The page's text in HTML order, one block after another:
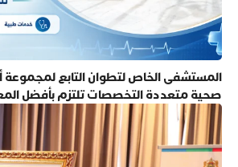
المستشفى الخاص لتطوان التابع
صحية متعددة التخصصات تلتزم بأفضل